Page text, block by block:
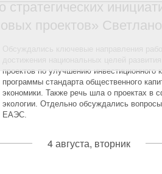
проектов»
проектов по улучшению инвестиционного
программы стандарта общественного
экономики. Также речь шла о проектах в
экологии. Отдельно обсуждались
ЕАЭС.
4 августа, вторник